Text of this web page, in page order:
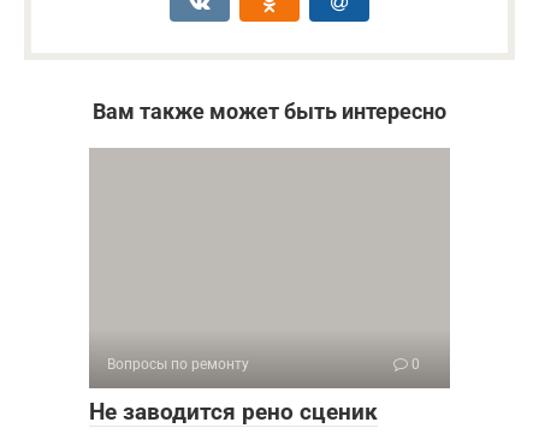
Вам также может быть интересно
Вопросы по ремонту 0
Не заводится рено сценик